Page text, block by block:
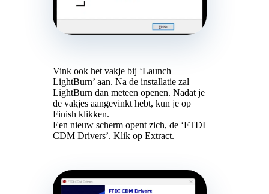
Vink ook het vakje bij ‘Launch
LightBurn’ aan. Na de installatie zal
LightBurn dan meteen openen. Nadat je
de vakjes aangevinkt hebt, kun je op
Finish klikken.
Een nieuw scherm opent zich, de ‘FTDI
CDM Drivers’. Klik op Extract.